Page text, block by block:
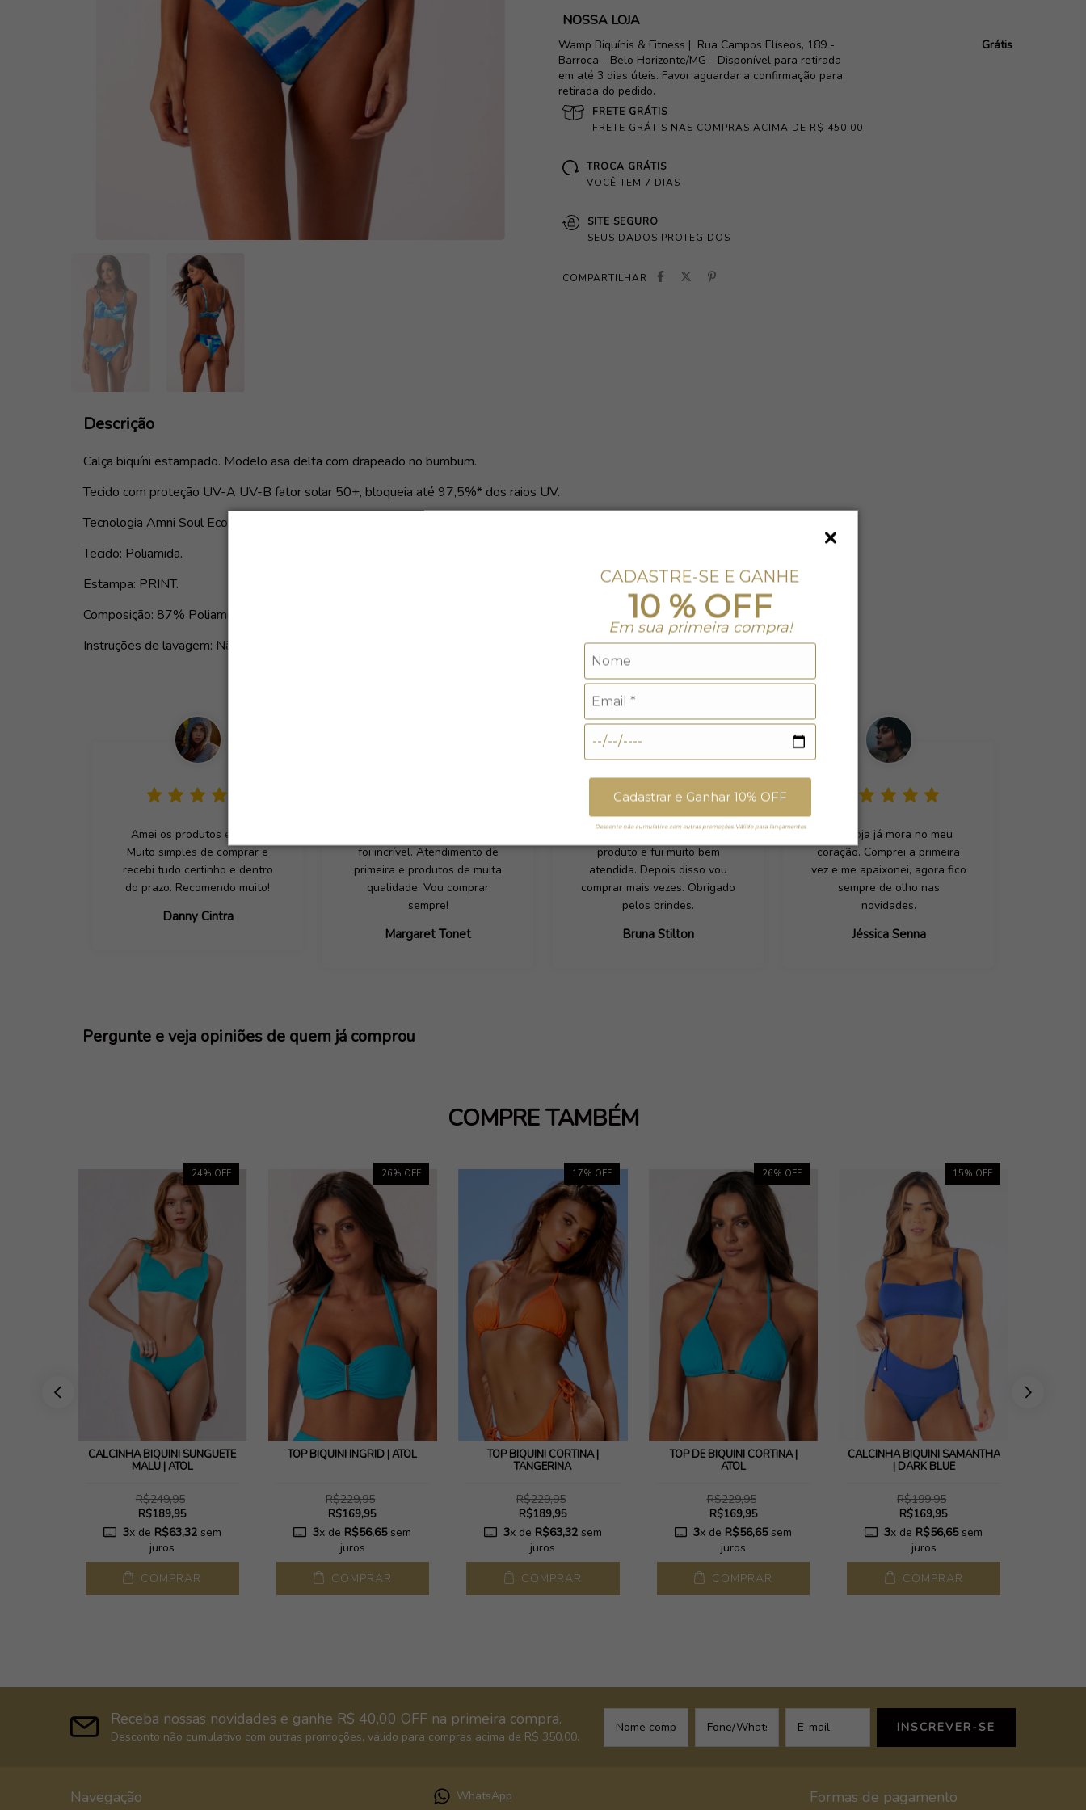
CADASTRE-SE E GANHE
10 % OFF
Em sua primeira compra!
Cadastrar e Ganhar 10% OFF
Desconto não cumulativo com outras promoções. Válido para lançamentos.
NOSSA LOJA
Wamp Biquínis & Fitness | Rua Campos Elíseos, 189 -
Barroca - Belo Horizonte/MG - Disponível para retirada
em até 3 dias úteis. Favor aguardar a confirmação para
retirada do pedido.
Grátis
FRETE GRÁTIS
FRETE GRÁTIS NAS COMPRAS ACIMA DE R$ 450,00
TROCA GRÁTIS
VOCÊ TEM 7 DIAS
SITE SEGURO
SEUS DADOS PROTEGIDOS
COMPARTILHAR
Descrição
Calça biquíni estampado. Modelo asa delta com drapeado no bumbum.
Tecido com proteção UV-A UV-B fator solar 50+, bloqueia até 97,5%* dos raios UV.
Tecnologia Amni Soul Eco.
Tecido: Poliamida.
Estampa: PRINT.
Composição: 87% Poliamida e 13% Elastano.
Instruções de lavagem: Não utilizar secadora e ferro. Não alvejar.
Amei os produtos e a loja.
Muito simples de comprar e
recebi tudo certinho e dentro
do prazo. Recomendo muito!
Danny Cintra
foi incrível. Atendimento de
primeira e produtos de muita
qualidade. Vou comprar
sempre!
Margaret Tonet
Tive que efetuar uma troca de
produto e fui muito bem
atendida. Depois disso vou
comprar mais vezes. Obrigado
pelos brindes.
Bruna Stilton
Essa loja já mora no meu
coração. Comprei a primeira
vez e me apaixonei, agora fico
sempre de olho nas
novidades.
Jéssica Senna
Pergunte e veja opiniões de quem já comprou
COMPRE TAMBÉM
24% OFF
CALCINHA BIQUÍNI SUNGUETE
MALU | ATOL
R$249,95
R$189,95
3x de R$63,32sem
juros
COMPRAR
26% OFF
TOP BIQUÍNI INGRID | ATOL
R$229,95
R$169,95
3x de R$56,65sem
juros
COMPRAR
17% OFF
TOP BIQUÍNI CORTINA |
TANGERINA
R$229,95
R$189,95
3x de R$63,32sem
juros
COMPRAR
26% OFF
TOP DE BIQUÍNI CORTINA |
ATOL
R$229,95
R$169,95
3x de R$56,65sem
juros
COMPRAR
15% OFF
CALCINHA BIQUÍNI SAMANTHA
| DARK BLUE
R$199,95
R$169,95
3x de R$56,65sem
juros
COMPRAR
Receba nossas novidades e ganhe R$ 40,00 OFF na primeira compra.
Desconto não cumulativo com outras promoções, válido para compras acima de R$ 350,00.
Navegação WhatsApp Formas de pagamento